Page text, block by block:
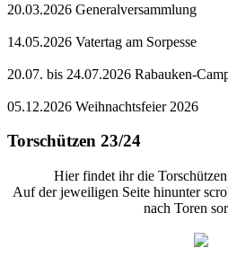
20.03.2026 Generalversammlung
14.05.2026 Vatertag am Sorpesse
20.07. bis 24.07.2026 Rabauken-
05.12.2026 Weihnachtsfeier 2026
Torschützen 23/24
Hier findet ihr die
Auf der jeweiligen Seite hinunter
nach Toren